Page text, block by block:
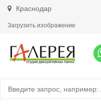
Краснодар
Загрузить изображение